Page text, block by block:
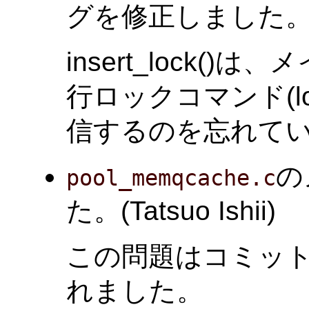
グを修正しました
insert_lock()は、
行ロックコマンド
信するのを忘れて
pool_memqcache.c
た。(Tatsuo Ishii)
この問題はコミッ
れました。